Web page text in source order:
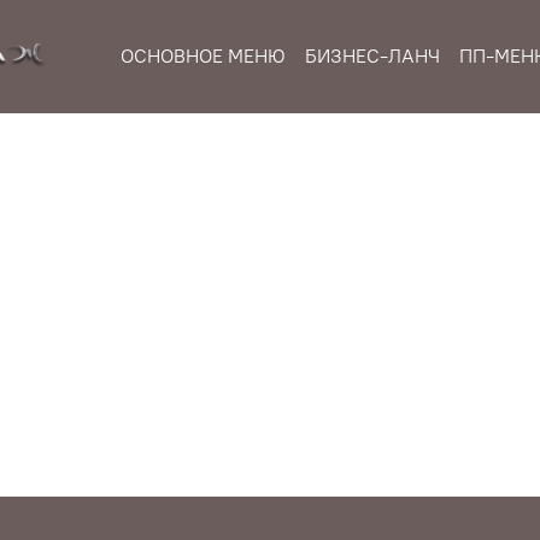
ОСНОВНОЕ МЕНЮ БИЗНЕС-ЛАНЧ ПП-